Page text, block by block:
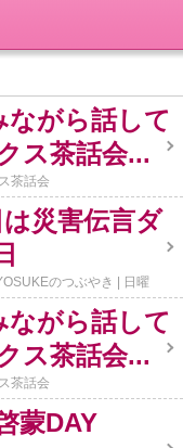
がら話して
ス茶話会...
茶話会
災害伝言ダ
のつぶやき
日曜
がら話して
ス茶話会...
茶話会
蒙DAY